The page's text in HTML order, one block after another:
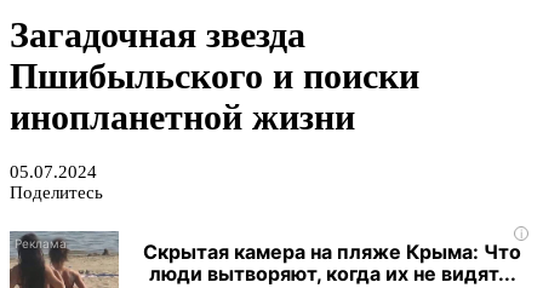
Загадочная звезда
Пшибыльского и поиски
инопланетной жизни
05.07.2024
Поделитесь
i
Скрытая камера на пляже Крыма: Что
люди вытворяют, когда их не видят...